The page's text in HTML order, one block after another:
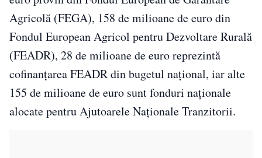
Agricolă (FEGA), 158 de milioane de euro din
Fondul European Agricol pentru Dezvoltare Rurală
(FEADR), 28 de milioane de euro reprezintă
cofinanțarea FEADR din bugetul național, iar alte
155 de milioane de euro sunt fonduri naționale
alocate pentru Ajutoarele Naționale Tranzitorii.